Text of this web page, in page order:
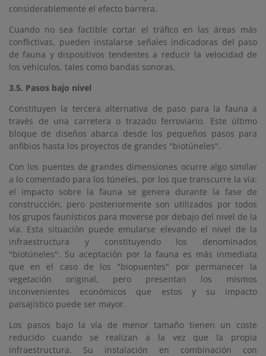
considerablemente el efecto barrera.
Cuando no sea factible cortar el tráfico en las áreas más
conflictivas, pueden instalarse señales indicadoras del paso
de fauna y dispositivos tendentes a reducir la velocidad de
los vehículos, tales como bandas sonoras.
3.5. Pasos bajo nivel
Constituyen la tercera alternativa de paso para la fauna a
través de una carretera o trazado ferroviario. Este último
bloque de diseños abarca desde los pequeños pasos para
anfibios hasta los proyectos de grandes "biotúneles".
Con los puentes de grandes dimensiones ocurre algo similar
a lo comentado para los túneles, por los que transcurre la vía:
el impacto sobre la fauna se genera durante la fase de
construcción, pero posteriormente son utilizados por todos
los grupos faunísticos para moverse por debajo del nivel de la
vía. Esta situación puede emularse elevando el nivel de la
infraestructura y constituyendo los denominados
"biotúneles". Su aceptación por la fauna es más inmediata
que en el caso de los "biopuentes" por permanecer la
vegetación original, pero presentan los mismos
inconvenientes económicos que estos y su impacto
paisajístico puede ser mayor.
Los pasos bajo la vía de menor tamaño tienen un coste
reducido cuando se realizan a la vez que la propia
infraestructura. Su instalación en combinación con